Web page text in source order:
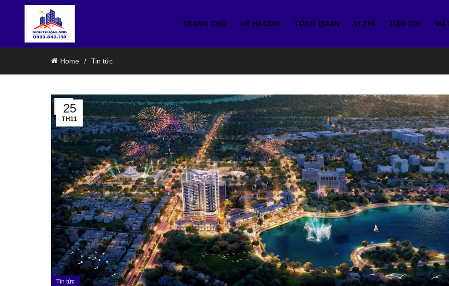
TRANG CHỦ VỀ HACOM TỔNG QUAN VỊ TRÍ TIỆN ÍCH
Home Tin tức
25
TH11
Tin tức